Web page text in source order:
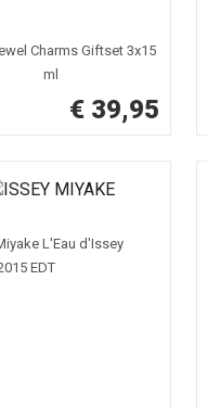
Charms Giftset 3x15
ml
€ 39,95